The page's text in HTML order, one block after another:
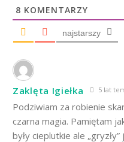
8 KOMENTARZY
najstarszy
Zaklęta Igiełka 5 lat
Podziwiam za robienie
czarna magia. Pamiętam
były cieplutkie ale